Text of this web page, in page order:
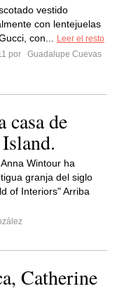
vestido
con lentejuelas
con...
Leer el resto
por
Guadalupe Cuevas
casa de
Anna Wintour ha
granja del siglo
of Interiors" Arriba
Catherine